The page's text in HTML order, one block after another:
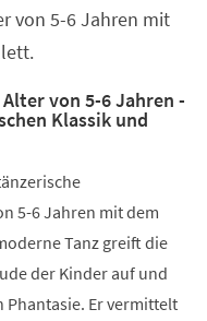
von 5-6 Jahren mit
von 5-6 Jahren -
Klassik und
5-6 Jahren mit dem
Tanz greift die
der Kinder auf und
Er vermittelt